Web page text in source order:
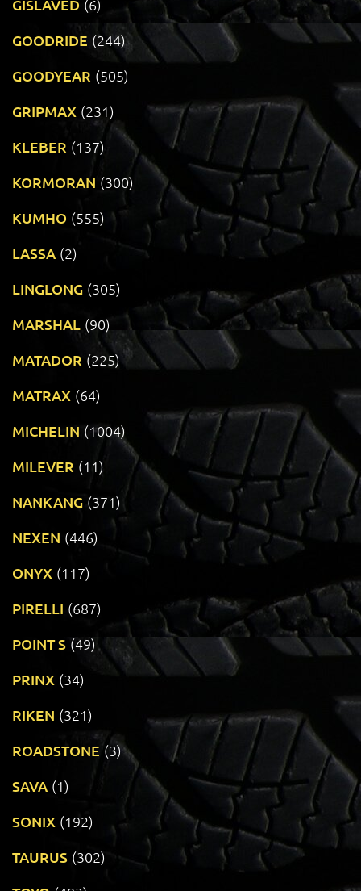
GISLAVED (6)
GOODRIDE (244)
GOODYEAR (505)
GRIPMAX (231)
KLEBER (137)
KORMORAN (300)
KUMHO (555)
LASSA (2)
LINGLONG (305)
MARSHAL (90)
MATADOR (225)
MATRAX (64)
MICHELIN (1004)
MILEVER (11)
NANKANG (371)
NEXEN (446)
ONYX (117)
PIRELLI (687)
POINT S (49)
PRINX (34)
RIKEN (321)
ROADSTONE (3)
SAVA (1)
SONIX (192)
TAURUS (302)